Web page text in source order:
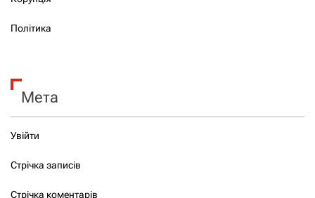
Політика
Мета
Увійти
Стрічка записів
Стрічка коментарів